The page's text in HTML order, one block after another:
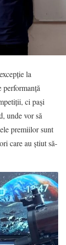
la
performanță
ci pași
unde vor să
premiilor sunt
care au știut să-